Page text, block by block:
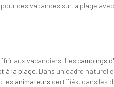
pour des vacances sur la plage
aux vacanciers. Les campings
à la plage . Dans un cadre naturel
les animateurs certifiés, dans les